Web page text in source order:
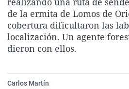
de la ermita de Lomos de
cobertura dificultaron las
localización. Un agente
dieron con ellos.
Carlos Martín